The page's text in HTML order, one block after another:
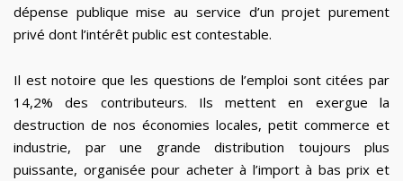
dépense publique mise au service d’un projet purement
privé dont l’intérêt public est contestable.
Il est notoire que les questions de l’emploi sont citées par
14,2% des contributeurs. Ils mettent en exergue la
destruction de nos économies locales, petit commerce et
industrie, par une grande distribution toujours plus
puissante, organisée pour acheter à l’import à bas prix et